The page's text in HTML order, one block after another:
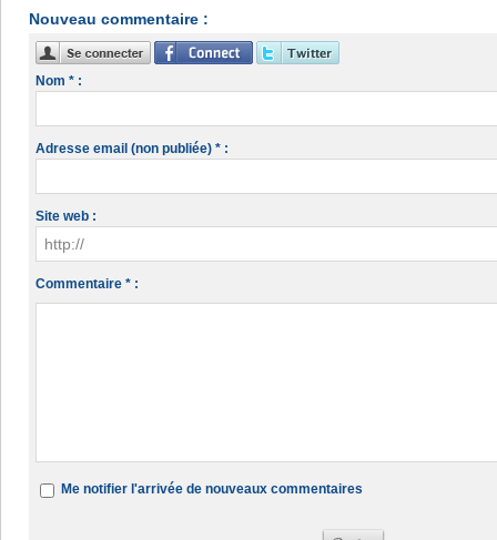
Nouveau commentaire :
Nom * :
Adresse email (non publiée) * :
Site web :
Commentaire * :
Me notifier l'arrivée de nouveaux commentaires